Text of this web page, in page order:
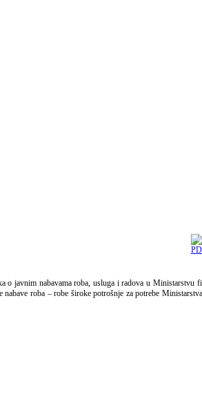
javnim nabavama roba, usluga i radova u Ministarstvu
roba – robe široke potrošnje za potrebe